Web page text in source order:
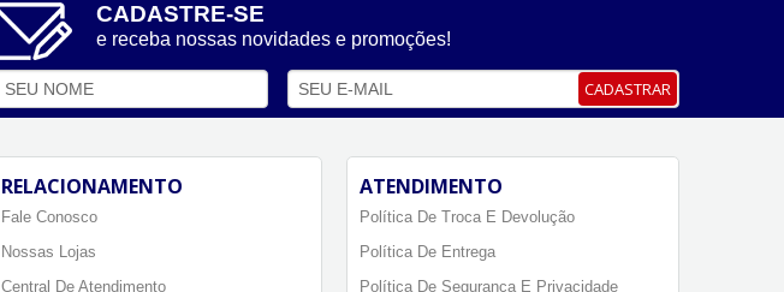
CADASTRE-SE
e receba nossas novidades e promoções!
CADASTRAR
RELACIONAMENTO
Fale Conosco
Nossas Lojas
Central De Atendimento
ATENDIMENTO
Política De Troca E Devolução
Política De Entrega
Política De Segurança E Privacidade